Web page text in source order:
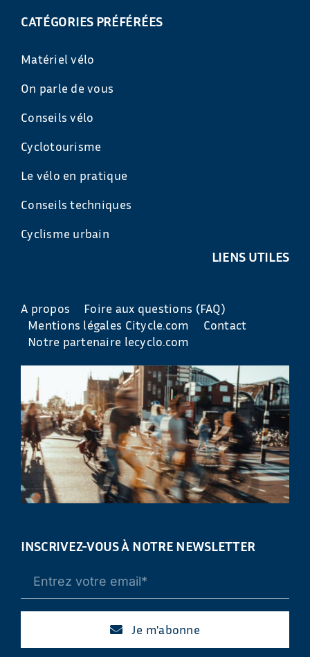
CATÉGORIES PRÉFÉRÉES
Matériel vélo
On parle de vous
Conseils vélo
Cyclotourisme
Le vélo en pratique
Conseils techniques
Cyclisme urbain
LIENS UTILES
A propos
Foire aux questions (FAQ)
Mentions légales Citycle.com
Contact
Notre partenaire lecyclo.com
INSCRIVEZ-VOUS À NOTRE NEWSLETTER
Je m'abonne